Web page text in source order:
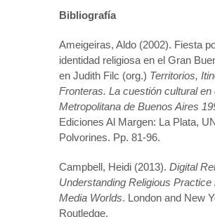
Bibliografía
Ameigeiras, Aldo (2002). Fiesta
identidad religiosa en el Gran
en Judith Filc (org.) Territorios,
Fronteras. La cuestión cultural en
Metropolitana de Buenos Aires
Ediciones Al Margen: La Plata,
Polvorines. Pp. 81-96.
Campbell, Heidi (2013). Digital
Understanding Religious Practice
Media Worlds. London and New
Routledge.